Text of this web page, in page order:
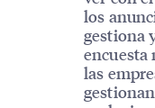
los
gestiona
encuesta
las